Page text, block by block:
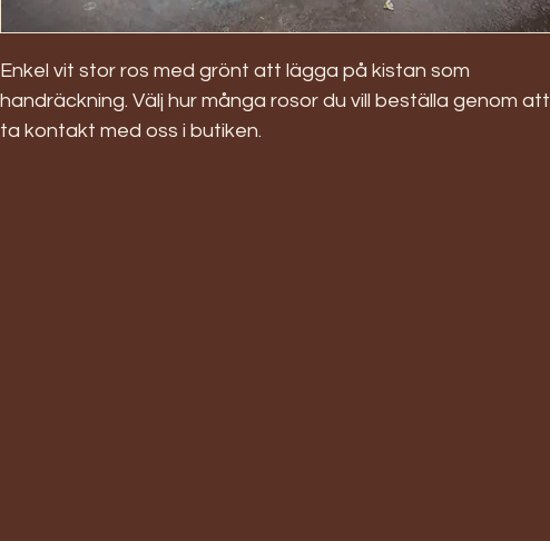
Enkel vit stor ros med grönt att lägga på kistan som
handräckning. Välj hur många rosor du vill beställa genom att
ta kontakt med oss i butiken.